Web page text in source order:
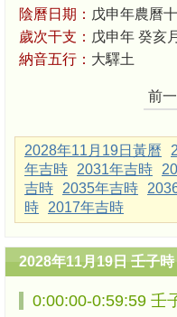
陰曆日期： 戊申年農曆
歲次干支： 戊申年 癸亥
納音五行： 大驛土
前
2028年11月19日黃曆
年吉時
2031年吉時
吉時
2035年吉時
時
2017年吉時
2028年11月19日 壬子時
0:00:00-0:59:59 壬